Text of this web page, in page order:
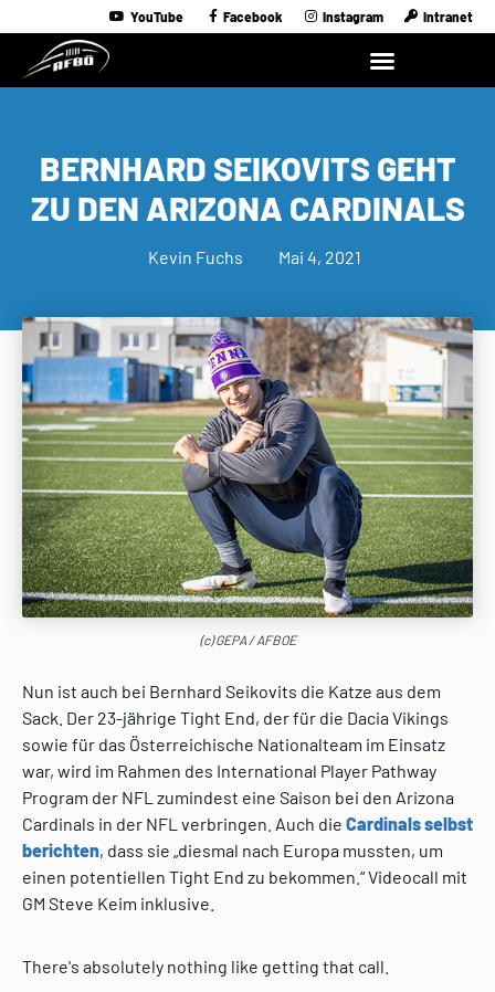
YouTube Facebook Instagram Intranet
BERNHARD SEIKOVITS GEHT
ZU DEN ARIZONA CARDINALS
Kevin Fuchs Mai 4, 2021
(c) GEPA / AFBOE
Nun ist auch bei Bernhard Seikovits die Katze aus dem
Sack. Der 23-jährige Tight End, der für die Dacia Vikings
sowie für das Österreichische Nationalteam im Einsatz
war, wird im Rahmen des International Player Pathway
Program der NFL zumindest eine Saison bei den Arizona
Cardinals in der NFL verbringen. Auch die Cardinals selbst
berichten, dass sie „diesmal nach Europa mussten, um
einen potentiellen Tight End zu bekommen.“ Videocall mit
GM Steve Keim inklusive.
There's absolutely nothing like getting that call.